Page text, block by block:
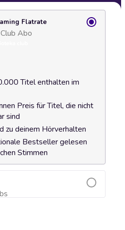
Flatrate
Abo
Titel enthalten im
Preis für Titel, die nicht
sind
zu deinem Hörverhalten
Bestseller gelesen
Stimmen
hinzufügen